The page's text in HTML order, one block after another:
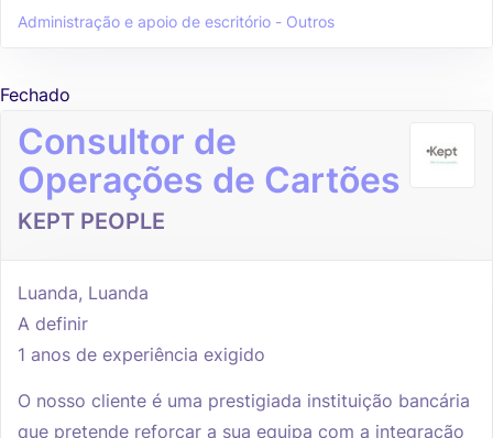
Administração e apoio de escritório - Outros
Fechado
Consultor de
Operações de Cartões
KEPT PEOPLE
Luanda, Luanda
A definir
1 anos de experiência exigido
O nosso cliente é uma prestigiada instituição bancária
que pretende reforçar a sua equipa com a integração